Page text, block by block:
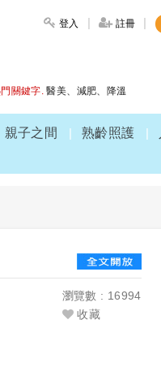
登入 註冊
關鍵字. 醫美、 減肥、 降溫
親子之間 熟齡照護
瀏覽數 : 16994
收藏